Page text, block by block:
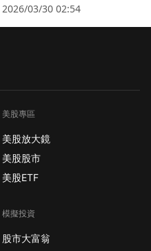
衛星股」逆勢狂飆
2026/03/30 02:54
美股專區
美股放大鏡
美股股市
美股ETF
模擬投資
股市大富翁